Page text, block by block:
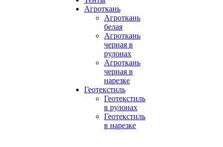
Агроткань
Агроткань
белая
Агроткань
черная в
рулонах
Агроткань
черная в
нарезке
Геотекстиль
Геотекстиль
в рулонах
Геотекстиль
в нарезке